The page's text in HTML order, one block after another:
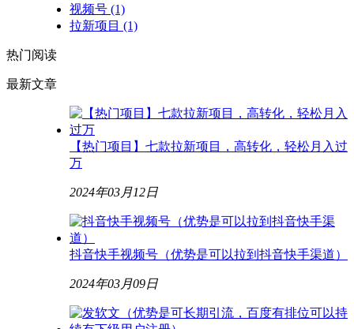
视频号 (1)
拉新项目 (1)
热门阅读
最新文章
【热门项目】七款拉新项目，高转化，轻松月入过
万
2024年03月12日
抖音快手视频号（优势是可以拉到抖音快手渠道）
2024年03月09日